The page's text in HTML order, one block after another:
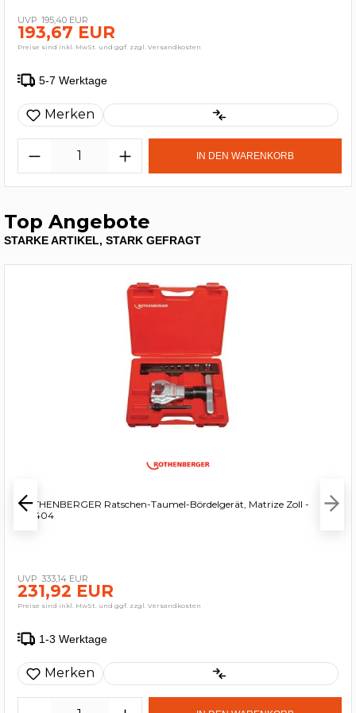
195,40 EUR
193,67 EUR
Preise sind inkl. MwSt. und ggf. zzgl. Versandkosten
5-7 Werktage
Merken
IN DEN WARENKORB
Top Angebote
STARKE ARTIKEL, STARK GEFRAGT
ROTHENBERGER Ratschen-Taumel-Bördelgerät, Matrize Zoll -
222404
333,14 EUR
231,92 EUR
Preise sind inkl. MwSt. und ggf. zzgl. Versandkosten
1-3 Werktage
Merken